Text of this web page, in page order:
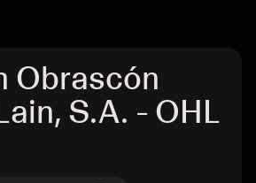
Obrascón
S.A. - OHL